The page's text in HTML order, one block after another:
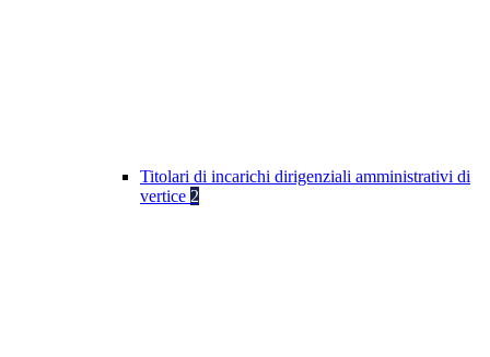
Titolari di incarichi dirigenziali amministrativi di
vertice 2